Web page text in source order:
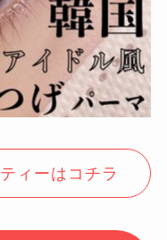
ィーはコチラ